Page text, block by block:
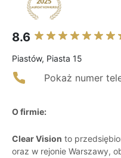
8.6
Piastów, Piasta 15
Pokaż numer
O firmie:
Clear Vision to
oraz w rejonie Warszawy,